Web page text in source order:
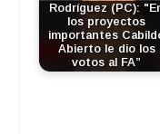
Rodríguez (PC):
los proyectos
importantes
Abierto le dio los
votos al FA”